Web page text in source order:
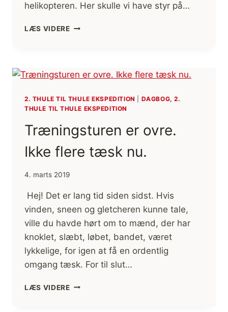
helikopteren. Her skulle vi have styr på…
LÆS VIDEREHYTTEDAGE
2. THULE TIL THULE EKSPEDITION
DAGBOG, 2.
THULE TIL THULE EKSPEDITION
Træningsturen er ovre.
Ikke flere tæsk nu.
4. marts 2019
Hej! Det er lang tid siden sidst. Hvis
vinden, sneen og gletcheren kunne tale,
ville du havde hørt om to mænd, der har
knoklet, slæbt, løbet, bandet, været
lykkelige, for igen at få en ordentlig
omgang tæsk. For til slut…
LÆS VIDERETRÆNINGSTUREN